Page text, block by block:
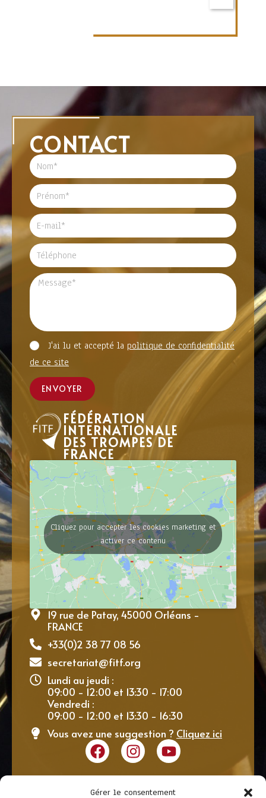
Gérer le consentement
CONTACT
J'ai lu et accepté la politique de confidentialité
de ce site
ENVOYER
FÉDÉRATION
INTERNATIONALE
DES TROMPES DE
FRANCE
Cliquez pour accepter les cookies marketing et
activer ce contenu
19 rue de Patay, 45000 Orléans -
FRANCE
+33(0)2 38 77 08 56
secretariat@fitf.org
Lundi au jeudi :
09:00 - 12:00 et 13:30 - 17:00
Vendredi :
09:00 - 12:00 et 13:30 - 16:30
Vous avez une suggestion ? Cliquez ici